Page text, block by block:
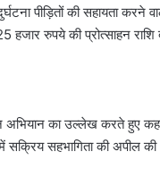
पीड़ितों की सहायता
हजार रुपये की प्रोत्साहन राशि
अभियान का उल्लेख करते हुए
सहभागिता की अपील